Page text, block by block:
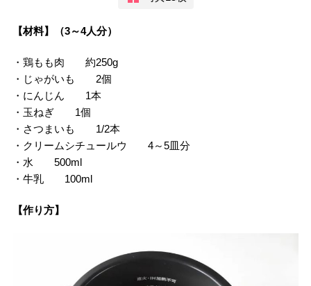
【材料】（3～4人分）
・鶏もも肉 約250g
・じゃがいも 2個
・にんじん 1本
・玉ねぎ 1個
・さつまいも 1/2本
・クリームシチュールウ 4～5皿分
・水 500ml
・牛乳 100ml
【作り方】